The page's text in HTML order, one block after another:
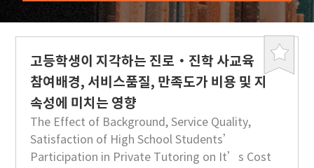
북
고등학생이 지각하는 진로·진학 사교육
참여배경, 서비스품질, 만족도가 비용 및 지
속성에 미치는 영향
The Effect of Background, Service Quality,
Satisfaction of High School Students’
Participation in Private Tutoring on It’s Cost